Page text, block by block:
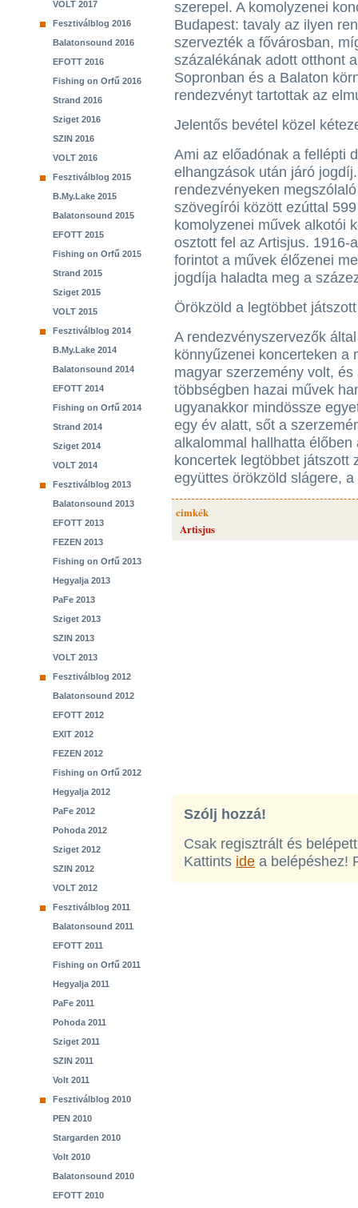
VOLT 2017
Fesztiválblog 2016
Balatonsound 2016
EFOTT 2016
Fishing on Orfű 2016
Strand 2016
Sziget 2016
SZIN 2016
VOLT 2016
Fesztiválblog 2015
B.My.Lake 2015
Balatonsound 2015
EFOTT 2015
Fishing on Orfű 2015
Strand 2015
Sziget 2015
VOLT 2015
Fesztiválblog 2014
B.My.Lake 2014
Balatonsound 2014
EFOTT 2014
Fishing on Orfű 2014
Strand 2014
Sziget 2014
VOLT 2014
Fesztiválblog 2013
Balatonsound 2013
EFOTT 2013
FEZEN 2013
Fishing on Orfű 2013
Hegyalja 2013
PaFe 2013
Sziget 2013
SZIN 2013
VOLT 2013
Fesztiválblog 2012
Balatonsound 2012
EFOTT 2012
EXIT 2012
FEZEN 2012
Fishing on Orfű 2012
Hegyalja 2012
PaFe 2012
Pohoda 2012
Sziget 2012
SZIN 2012
VOLT 2012
Fesztiválblog 2011
Balatonsound 2011
EFOTT 2011
Fishing on Orfű 2011
Hegyalja 2011
PaFe 2011
Pohoda 2011
Sziget 2011
SZIN 2011
Volt 2011
Fesztiválblog 2010
PEN 2010
Stargarden 2010
Volt 2010
Balatonsound 2010
EFOTT 2010
szerepel. A komolyzenei
Budapest: tavaly az ilyen
szervezték a fővárosban,
százalékának adott otthont
Sopronban és a Balaton
rendezvényt tartottak az
Jelentős bevétel közel
Ami az előadónak a fellépti
elhangzások után járó
rendezvényeken
szövegírói között ezúttal
komolyzenei művek alkotói
osztott fel az Artisjus. 1916-
forintot a művek élőzenei
jogdíja haladta meg a
Örökzöld a legtöbbet
A rendezvényszervezők
könnyűzenei koncerteken a
magyar szerzemény volt,
többségben hazai művek
ugyanakkor mindössze
egy év alatt, sőt a
alkalommal hallhatta
koncertek legtöbbet játszott
együttes örökzöld slágere,
cimkék
Artisjus
Szólj hozzá!
Csak regisztrált és
Kattints ide a belépéshez!